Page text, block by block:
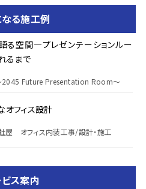
る施工例
る空間—プレゼンテーションルー
るまで
2045 Future Presentation Room～
オフィス設計
オフィス内装工事/設計・施工
ス案内